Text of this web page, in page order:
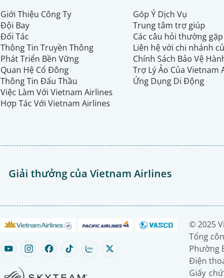
Giới Thiệu Công Ty
Đội Bay
Đối Tác
Thông Tin Truyền Thông
Phát Triển Bền Vững
Quan Hệ Cổ Đông
Thông Tin Đấu Thầu
Việc Làm Với Vietnam Airlines
Hợp Tác Với Vietnam Airlines
Góp Ý Dịch Vụ
Trung tâm trợ giúp
Các câu hỏi thường gặp
Liên hệ với chi nhánh
Chính Sách Bảo Vệ
Trợ Lý Ảo Của Vietnam
Ứng Dụng Di Động
Giải thưởng của Vietnam Airlines
© 2025
Tổng
Phường
Điện
Giấy